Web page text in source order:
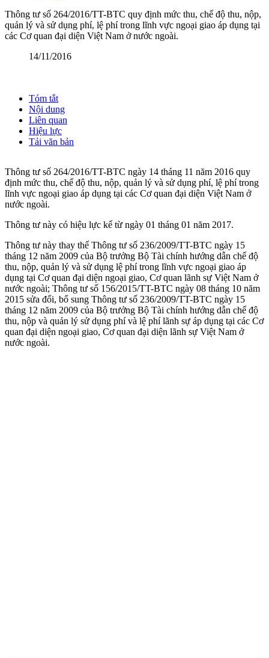
Thông tư số 264/2016/TT-BTC quy định mức thu, chế độ thu, nộp,
quản lý và sử dụng phí, lệ phí trong lĩnh vực ngoại giao áp dụng tại
các Cơ quan đại diện Việt Nam ở nước ngoài.
14/11/2016
Tóm tắt
Nội dung
Liên quan
Hiệu lực
Tải văn bản
Thông tư số 264/2016/TT-BTC ngày 14 tháng 11 năm 2016 quy
định mức thu, chế độ thu, nộp, quản lý và sử dụng phí, lệ phí trong
lĩnh vực ngoại giao áp dụng tại các Cơ quan đại diện Việt Nam ở
nước ngoài.
Thông tư này có hiệu lực kể từ ngày 01 tháng 01 năm 2017.
Thông tư này thay thế Thông tư số 236/2009/TT-BTC ngày 15
tháng 12 năm 2009 của Bộ trưởng Bộ Tài chính hướng dẫn chế độ
thu, nộp, quản lý và sử dụng lệ phí trong lĩnh vực ngoại giao áp
dụng tại Cơ quan đại diện ngoại giao, Cơ quan lãnh sự Việt Nam ở
nước ngoài; Thông tư số 156/2015/TT-BTC ngày 08 tháng 10 năm
2015 sửa đổi, bổ sung Thông tư số 236/2009/TT-BTC ngày 15
tháng 12 năm 2009 của Bộ trưởng Bộ Tài chính hướng dẫn chế độ
thu, nộp và quản lý sử dụng phí và lệ phí lãnh sự áp dụng tại các Cơ
quan đại diện ngoại giao, Cơ quan đại diện lãnh sự Việt Nam ở
nước ngoài.